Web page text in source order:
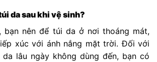
da sau khi vệ sinh?
bạn nên để túi da ở nơi thoáng mát,
xúc với ánh nắng mặt trời. Đối với
lâu ngày không dùng đến, bạn có